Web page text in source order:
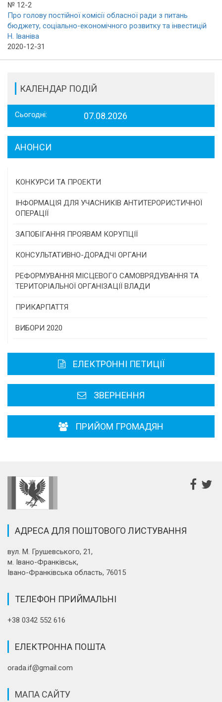
№ 12-2
Про голову постійної комісії обласної ради з питань
бюджету, соціально-економічного розвитку та інвестицій
Н. Іваніва
2020-12-31
КАЛЕНДАР ПОДІЙ
Сьогодні: 07.08.2026
АНОНСИ
КОНКУРСИ ТА ПРОЕКТИ
Конкурс проектів та програм місцевого
самоврядування
Конкурс інститутів громадянського суспільства
Програми/конкурси МТД
ІНФОРМАЦІЯ ДЛЯ УЧАСНИКІВ АНТИТЕРОРИСТИЧНОЇ
ОПЕРАЦІЇ
ЗАПОБІГАННЯ ПРОЯВАМ КОРУПЦІЇ
КОНСУЛЬТАТИВНО-ДОРАДЧІ ОРГАНИ
Консультативна рада
РЕФОРМУВАННЯ МІСЦЕВОГО САМОВРЯДУВАННЯ ТА
ТЕРИТОРІАЛЬНОЇ ОРГАНІЗАЦІЇ ВЛАДИ
ПРИКАРПАТТЯ
Історична довідка
Районні, міські ради
ВИБОРИ 2020
ЕЛЕКТРОННІ ПЕТИЦІЇ
ЗВЕРНЕННЯ
ПРИЙОМ ГРОМАДЯН
АДРЕСА ДЛЯ ПОШТОВОГО ЛИСТУВАННЯ
вул. М. Грушевського, 21,
м. Івано-Франківськ,
Івано-Франківська область, 76015
ТЕЛЕФОН ПРИЙМАЛЬНІ
+38 0342 552 616
ЕЛЕКТРОННА ПОШТА
orada.if@gmail.com
МАПА САЙТУ